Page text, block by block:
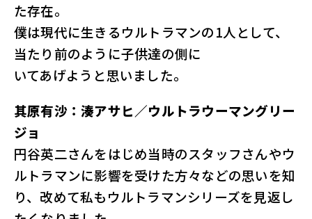
た存在。
僕は現代に生きるウルトラマンの1人として、
当たり前のように子供達の側に
いてあげようと思いました。
其原有沙：湊アサヒ／ウルトラウーマングリー
ジョ
円谷英二さんをはじめ当時のスタッフさんやウ
ルトラマンに影響を受けた方々などの思いを知
り、改めて私もウルトラマンシリーズを見返し